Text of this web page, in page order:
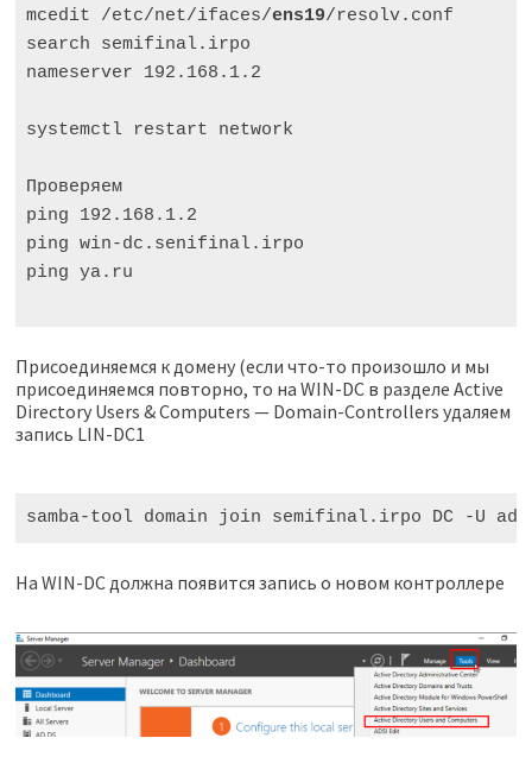
mcedit /etc/net/ifaces/ens19/resolv.conf
search semifinal.irpo
nameserver 192.168.1.2
systemctl restart network
Проверяем
ping 192.168.1.2
ping win-dc.senifinal.irpo
ping ya.ru
Присоединяемся к домену (если что-то произошло и мы
присоединяемся повторно, то на WIN-DC в разделе Active
Directory Users & Computers — Domain-Controllers удаляем
запись LIN-DC1
samba-tool domain join semifinal.irpo DC -U
На WIN-DC должна появится запись о новом контроллере